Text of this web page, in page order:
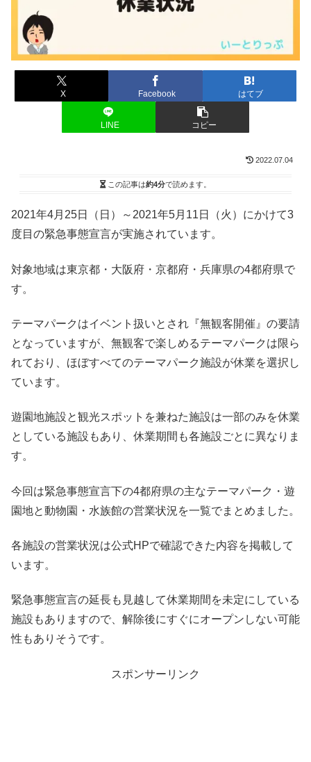
X Facebook はてブ
LINE コピー
2022.07.04
この記事は約4分で読めます。
2021年4月25日（日）～2021年5月11日（火）にかけて3
度目の緊急事態宣言が実施されています。
対象地域は東京都・大阪府・京都府・兵庫県の4都府県で
す。
テーマパークはイベント扱いとされ『無観客開催』の要請
となっていますが、無観客で楽しめるテーマパークは限ら
れており、ほぼすべてのテーマパーク施設が休業を選択し
ています。
遊園地施設と観光スポットを兼ねた施設は一部のみを休業
としている施設もあり、休業期間も各施設ごとに異なりま
す。
今回は緊急事態宣言下の4都府県の主なテーマパーク・遊
園地と動物園・水族館の営業状況を一覧でまとめました。
各施設の営業状況は公式HPで確認できた内容を掲載して
います。
緊急事態宣言の延長も見越して休業期間を未定にしている
施設もありますので、解除後にすぐにオープンしない可能
性もありそうです。
スポンサーリンク